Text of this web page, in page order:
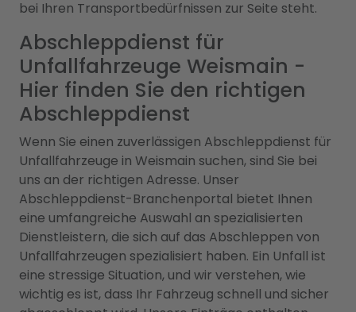
bei Ihren Transportbedürfnissen zur Seite steht.
Abschleppdienst für
Unfallfahrzeuge Weismain -
Hier finden Sie den richtigen
Abschleppdienst
Wenn Sie einen zuverlässigen Abschleppdienst für
Unfallfahrzeuge in Weismain suchen, sind Sie bei
uns an der richtigen Adresse. Unser
Abschleppdienst-Branchenportal bietet Ihnen
eine umfangreiche Auswahl an spezialisierten
Dienstleistern, die sich auf das Abschleppen von
Unfallfahrzeugen spezialisiert haben. Ein Unfall ist
eine stressige Situation, und wir verstehen, wie
wichtig es ist, dass Ihr Fahrzeug schnell und sicher